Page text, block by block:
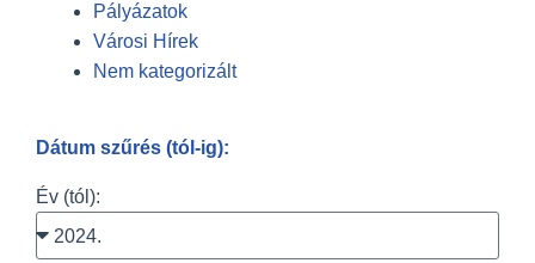
Pályázatok
Városi Hírek
Nem kategorizált
Dátum szűrés (tól-ig):
Év (tól):